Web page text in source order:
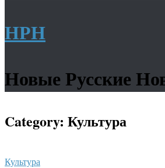
НРН
Новые Русские
Category: Культура
Культура